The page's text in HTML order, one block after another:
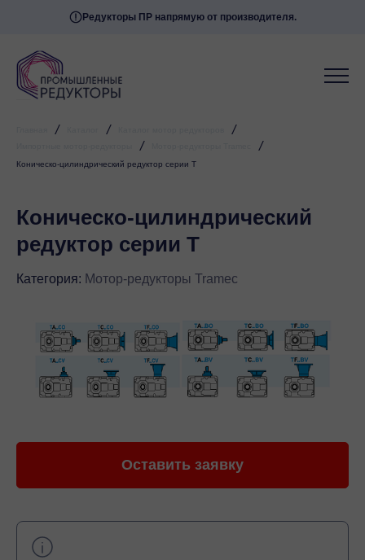
Редукторы ПР напрямую от производителя.
/ / /
/ /
Коническо-цилиндрический редуктор серии T
Коническо-цилиндрический
редуктор серии T
Категория: Мотор-редукторы Tramec
Оставить заявку